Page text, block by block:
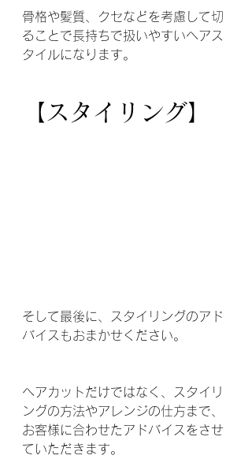
骨格や髪質、クセなどを考慮して切
ることで長持ちで扱いやすいヘアス
タイルになります。
【スタイリング】
そして最後に、スタイリングのアド
バイスもおまかせください。
ヘアカットだけではなく、スタイリ
ングの方法やアレンジの仕方まで、
お客様に合わせたアドバイスをさせ
ていただきます。